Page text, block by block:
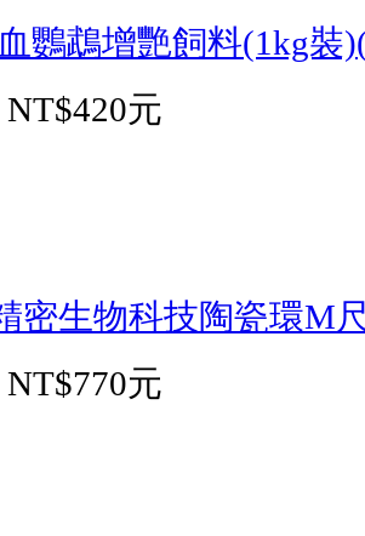
鸚鵡增艷飼料(1kg裝
NT$420元
密生物科技陶瓷環M
NT$770元